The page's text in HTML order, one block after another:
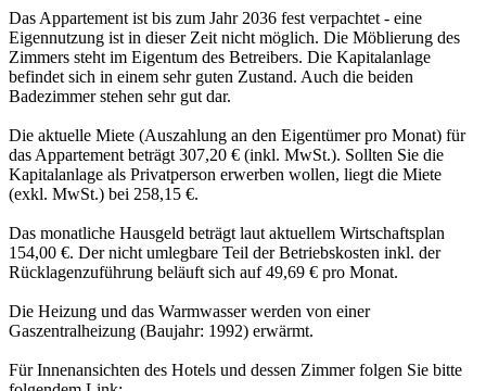
Das Appartement ist bis zum Jahr 2036 fest verpachtet - eine
Eigennutzung ist in dieser Zeit nicht möglich. Die Möblierung des
Zimmers steht im Eigentum des Betreibers. Die Kapitalanlage
befindet sich in einem sehr guten Zustand. Auch die beiden
Badezimmer stehen sehr gut dar.
Die aktuelle Miete (Auszahlung an den Eigentümer pro Monat) für
das Appartement beträgt 307,20 € (inkl. MwSt.). Sollten Sie die
Kapitalanlage als Privatperson erwerben wollen, liegt die Miete
(exkl. MwSt.) bei 258,15 €.
Das monatliche Hausgeld beträgt laut aktuellem Wirtschaftsplan
154,00 €. Der nicht umlegbare Teil der Betriebskosten inkl. der
Rücklagenzuführung beläuft sich auf 49,69 € pro Monat.
Die Heizung und das Warmwasser werden von einer
Gaszentralheizung (Baujahr: 1992) erwärmt.
Für Innenansichten des Hotels und dessen Zimmer folgen Sie bitte